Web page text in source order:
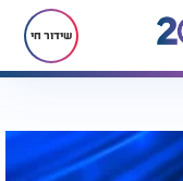
שידור חי